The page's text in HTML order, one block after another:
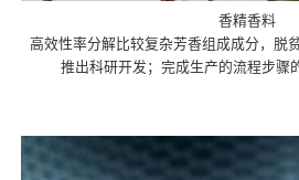
香精香料
高效性率分解比较复杂芳香组成成分，脱
推出科研开发；完成生产的流程步骤